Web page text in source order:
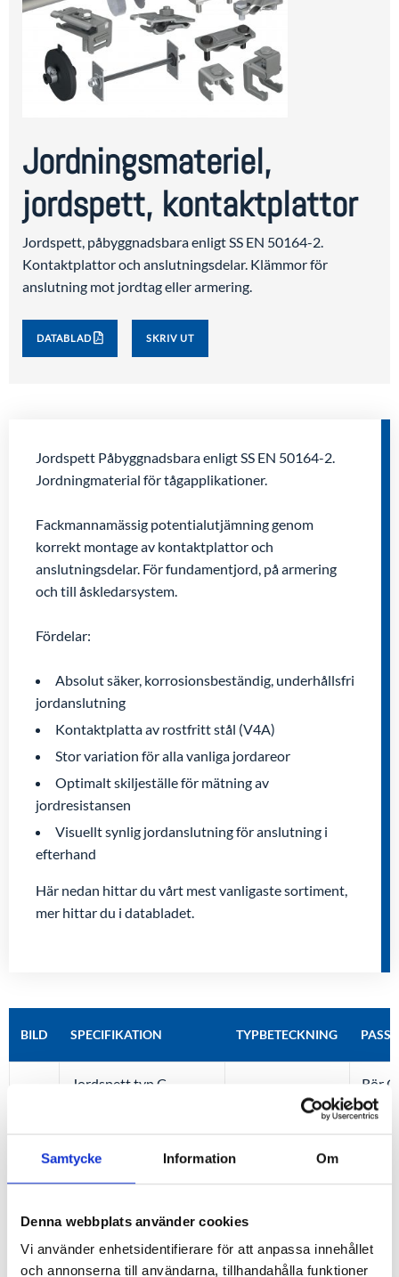
Samtycke Information Om
Denna webbplats använder cookies
Vi använder enhetsidentifierare för att anpassa innehållet
och annonserna till användarna, tillhandahålla funktioner
Jordningsmateriel,
jordspett, kontaktplattor
Jordspett, påbyggnadsbara enligt SS EN 50164-2.
Kontaktplattor och anslutningsdelar. Klämmor för
anslutning mot jordtag eller armering.
DATABLAD SKRIV UT
Jordspett Påbyggnadsbara enligt SS EN 50164-2.
Jordningmaterial för tågapplikationer.
Fackmannamässig potentialutjämning genom
korrekt montage av kontaktplattor och
anslutningsdelar. ­För fundamentjord, på armering
och till åskledarsystem.
Fördelar:
Absolut säker, korrosionsbeständig, underhållsfri
jordanslutning
Kontaktplatta av rostfritt stål (V4A)
Stor variation för alla vanliga jordareor
Optimalt skiljeställe för mätning av
jordresistansen
Visuellt synlig jordanslutning för anslutning i
efterhand
Här nedan hittar du vårt mest vanligaste sortiment,
mer hittar du i databladet.
Jordspett typ C,
Rör
mm
Rostfritt V2A
Rostfritt V4A
Slagspetsar typ A/C 2058
BILD SPECIFIKATION TYPBETECKNING